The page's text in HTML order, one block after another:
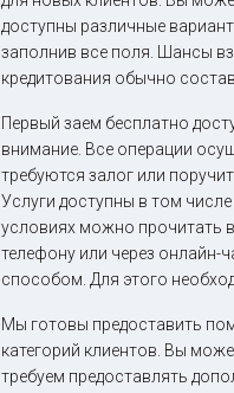
доступны различные
заполнив все поля. Шансы
кредитования обычно
Первый заем бесплатно
внимание. Все операции
требуются залог или
Услуги доступны в том
условиях можно прочитать
телефону или через
способом. Для этого
Мы готовы предоставить
категорий клиентов. Вы
требуем предоставлять